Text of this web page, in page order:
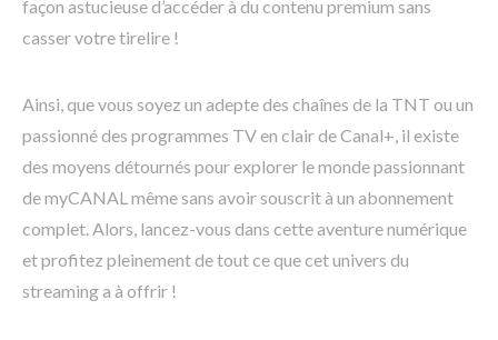
façon astucieuse d’accéder à du contenu premium sans
casser votre tirelire !
Ainsi, que vous soyez un adepte des chaînes de la TNT ou un
passionné des programmes TV en clair de Canal+, il existe
des moyens détournés pour explorer le monde passionnant
de myCANAL même sans avoir souscrit à un abonnement
complet. Alors, lancez-vous dans cette aventure numérique
et profitez pleinement de tout ce que cet univers du
streaming a à offrir !